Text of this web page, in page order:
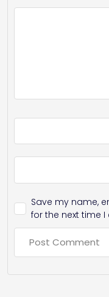
Save my name,
for the next time